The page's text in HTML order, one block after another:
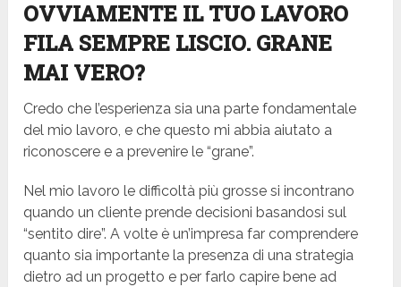
OVVIAMENTE IL TUO LAVORO
FILA SEMPRE LISCIO. GRANE
MAI VERO?
Credo che l’esperienza sia una parte fondamentale
del mio lavoro, e che questo mi abbia aiutato a
riconoscere e a prevenire le “grane”.
Nel mio lavoro le difficoltà più grosse si incontrano
quando un cliente prende decisioni basandosi sul
“sentito dire”. A volte è un’impresa far comprendere
quanto sia importante la presenza di una strategia
dietro ad un progetto e per farlo capire bene ad